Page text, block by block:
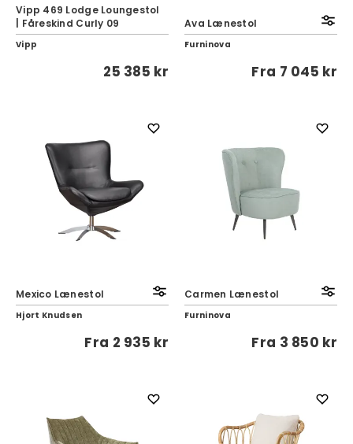
Vipp 469 Lodge Loungestol
| Fåreskind Curly 09
Vipp
25 385 kr
Ava Lænestol
Furninova
Fra 7 045 kr
Mexico Lænestol
Hjort Knudsen
Fra 2 935 kr
Carmen Lænestol
Furninova
Fra 3 850 kr